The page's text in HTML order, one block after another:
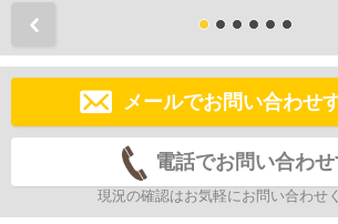
メールでお問い合わせ
電話でお問い合わ
現況の確認はお気軽にお問い合わせ